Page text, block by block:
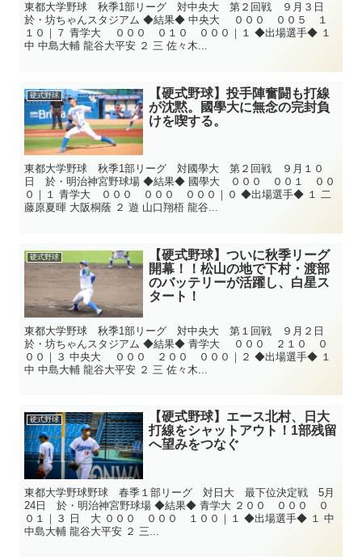
東都大学野球 秋季1部リーグ 対中央大 第２回戦 ９月３日
於・坊ちゃんスタジアム ◆結果◆ 中央大 ０００ ００５ １
１０｜７ 青学大 ０００ ０１０ ０００｜１ ◆出場選手◆ １
中 中島大輔 龍谷大平安 ２ 三 佐々木...
硬式野球
【硬式野球】投手陣奮闘も打線
が沈黙。國學大に無念の完封負
けを喫する。
東都大学野球 秋季1部リーグ 対國學大 第２回戦 ９月１０
日 於・明治神宮野球場 ◆結果◆ 國學大 ０００ ００１ ００
０｜１ 青学大 ０００ ０００ ０００｜０ ◆出場選手◆ １ 二
藤原夏暉 大阪桐蔭 ２ 遊 山口翔梧 龍谷...
硬式野球
【硬式野球】ついに秋季リーグ
開幕！！松山の地で下村・渡部
のバッテリーが活躍し、白星ス
タート！
東都大学野球 秋季1部リーグ 対中央大 第１回戦 ９月２日
於・坊ちゃんスタジアム ◆結果◆ 青学大 ０００ ２１０ ０
００｜３ 中央大 ０００ ２００ ０００｜２ ◆出場選手◆ １
中 中島大輔 龍谷大平安 ２ 三 佐々木...
硬式野球
【硬式野球】エース北村、日大
打線をシャットアウト！1部残留
へ望みをつなぐ
東都大学野球野球 春季１部リーグ 対日大 最下位決定戦 5月
24日 於・明治神宮野球場 ◆結果◆ 青学大 ２００ ０００ ０
０１｜３ 日 大 ０００ ０００ １００｜１ ◆出場選手◆ １ 中
中島大輔 龍谷大平安 ２ 三...